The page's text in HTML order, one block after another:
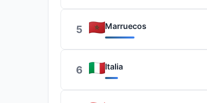
5 Marruecos
6 Italia